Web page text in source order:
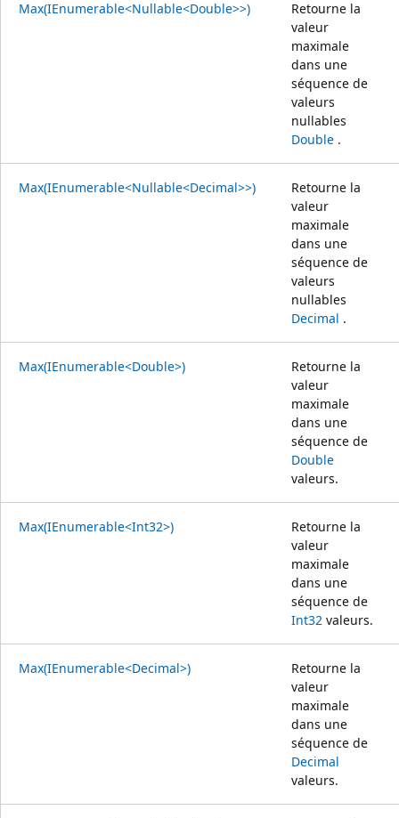
Max(IEnumerable<Nullable<Double>>)
Retourne la
valeur
maximale
dans une
séquence de
valeurs
nullables
Double .
Max(IEnumerable<Nullable<Decimal>>)
Retourne la
valeur
maximale
dans une
séquence de
valeurs
nullables
Decimal .
Max(IEnumerable<Double>)
Retourne la
valeur
maximale
dans une
séquence de
Double
valeurs.
Max(IEnumerable<Int32>)
Retourne la
valeur
maximale
dans une
séquence de
Int32 valeurs.
Max(IEnumerable<Decimal>)
Retourne la
valeur
maximale
dans une
séquence de
Decimal
valeurs.